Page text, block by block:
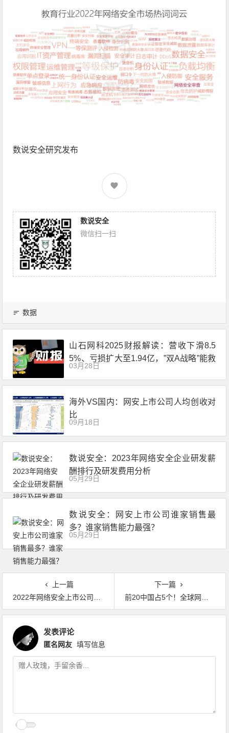
数说安全研究发布
数说安全
微信扫一扫
数据
山石网科2025财报解读：营收下滑8.5
5%、亏损扩大至1.94亿，”双A战略”能救
场吗？
03月28日
海外VS国内：网安上市公司人均创收对
比
09月18日
数说安全：2023年网络安全企业研发薪
酬排行及研发费用分析
05月29日
数说安全：网安上市公司谁家销售最
多？谁家销售能力最强？
05月29日
上一篇
2022年网络安全上市公司Q3营收、净利润、毛利润排行
下一篇
前20中国占5个！全球网络安全上市公司市值排行
发表评论
匿名网友 填写信息